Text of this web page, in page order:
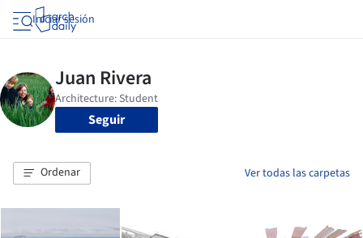
Iniciar sesión
Seguir
Ordenar Ver todas las carpetas